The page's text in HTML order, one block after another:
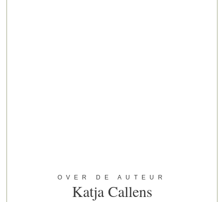
OVER DE AUTEUR
Katja Callens